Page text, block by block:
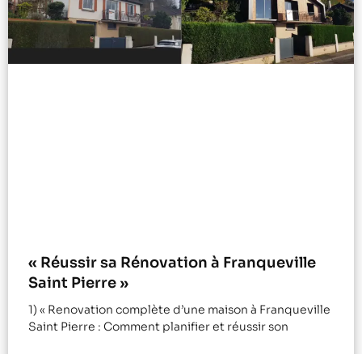
« Réussir sa Rénovation à Franqueville
Saint Pierre »
1) « Renovation complète d’une maison à Franqueville
Saint Pierre : Comment planifier et réussir son